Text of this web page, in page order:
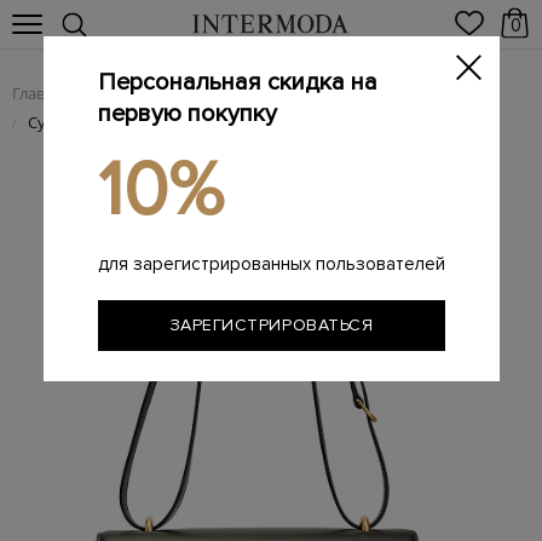
0
Главная Женщинам / Женские сумки из натуральной кожи
/ Сумка Phoenix из гладкой кожи с крупным фигурным замком
Персональная скидка на
первую покупку
10%
для зарегистрированных пользователей
ЗАРЕГИСТРИРОВАТЬСЯ